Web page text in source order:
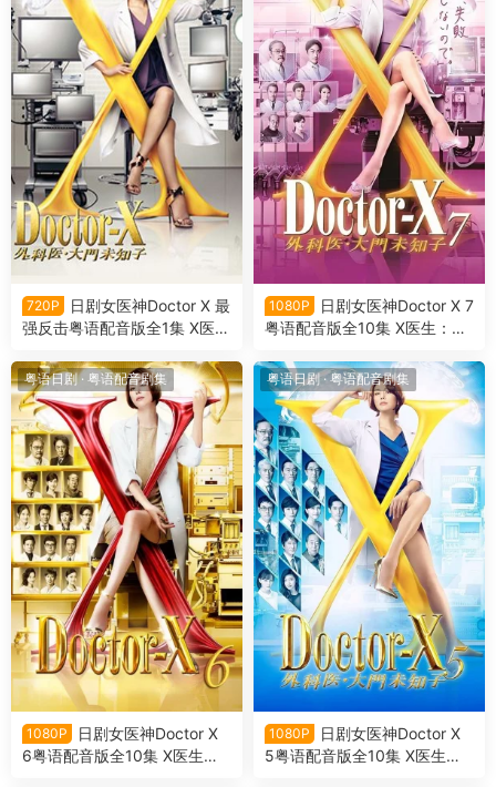
720P
日剧女医神Doctor X 最
强反击粤语配音版全1集 X医
篇粤语版
1080P
日剧女医神Doctor X 7
粤语配音版全10集 X医生：外
版
粤语日剧· 粤语配音剧集
1080P
日剧女医神Doctor X
6粤语配音版全10集 X医生：
粤语日剧·粤语配音剧集
1080P
日剧女医神Doctor X
5粤语配音版全10集 X医生：